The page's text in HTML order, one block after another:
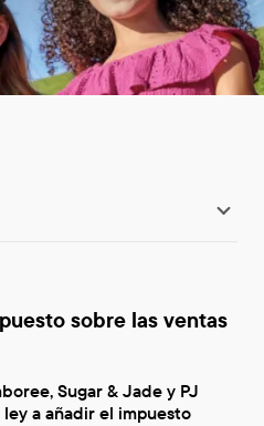
sobre las ventas
Sugar & Jade y PJ
a añadir el impuesto